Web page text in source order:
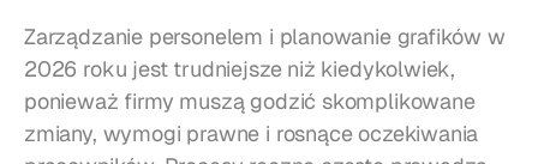
Zarządzanie personelem i planowanie grafików w
2026 roku jest trudniejsze niż kiedykolwiek,
ponieważ firmy muszą godzić skomplikowane
zmiany, wymogi prawne i rosnące oczekiwania